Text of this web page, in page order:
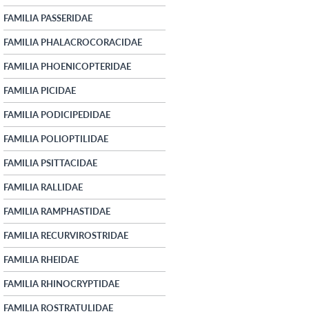
FAMILIA PASSERIDAE
FAMILIA PHALACROCORACIDAE
FAMILIA PHOENICOPTERIDAE
FAMILIA PICIDAE
FAMILIA PODICIPEDIDAE
FAMILIA POLIOPTILIDAE
FAMILIA PSITTACIDAE
FAMILIA RALLIDAE
FAMILIA RAMPHASTIDAE
FAMILIA RECURVIROSTRIDAE
FAMILIA RHEIDAE
FAMILIA RHINOCRYPTIDAE
FAMILIA ROSTRATULIDAE